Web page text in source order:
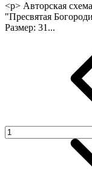
<p> Авторская
"Пресвятая
Размер: 31...